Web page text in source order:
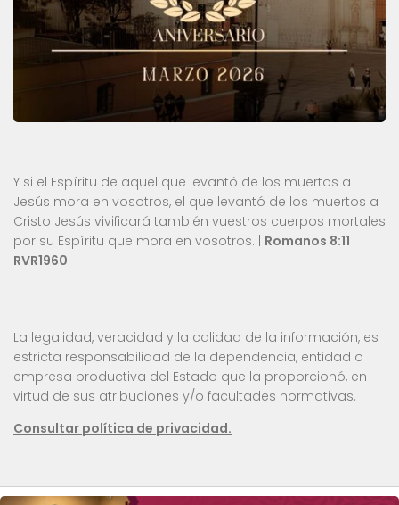
Y si el Espíritu de aquel que levantó de los muertos a
Jesús mora en vosotros, el que levantó de los muertos a
Cristo Jesús vivificará también vuestros cuerpos mortales
por su Espíritu que mora en vosotros. | Romanos 8:11
RVR1960
La legalidad, veracidad y la calidad de la información, es
estricta responsabilidad de la dependencia, entidad o
empresa productiva del Estado que la proporcionó, en
virtud de sus atribuciones y/o facultades normativas.
Consultar política de privacidad.